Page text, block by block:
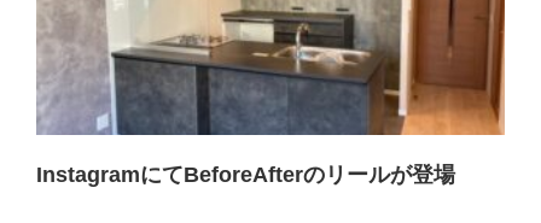
InstagramにてBeforeAfterのリールが登場